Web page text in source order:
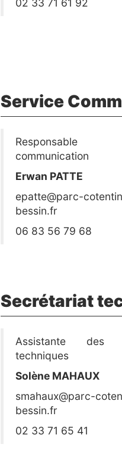
02 33 71 61 92
Service
Responsable
communication
Erwan PATTE
epatte@parc-
bessin.fr
06 83 56 79 68
Secrétariat
Assistante des
techniques
Solène MAHAUX
smahaux@parc-
bessin.fr
02 33 71 65 41